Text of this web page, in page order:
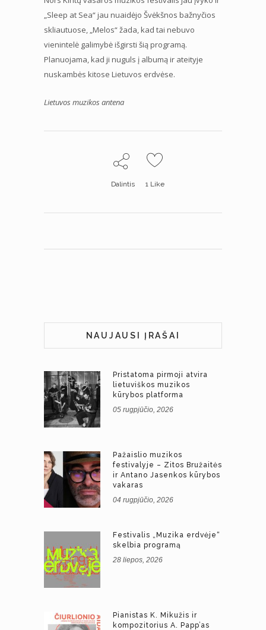
„Sleep at Sea“ jau nuaidėjo Švėkšnos bažnyčios
skliautuose, „Melos“ žada, kad tai nebuvo
vienintelė galimybė išgirsti šią programą.
Planuojama, kad ji nuguls į albumą ir ateityje
nuskambės kitose Lietuvos erdvėse.
Lietuvos muzikos antena
Dalintis 1 Like
NAUJAUSI ĮRAŠAI
Pristatoma pirmoji atvira
lietuviškos muzikos
kūrybos platforma
05 rugpjūčio, 2026
Pažaislio muzikos
festivalyje – Zitos Bružaitės
ir Antano Jasenkos kūrybos
vakaras
04 rugpjūčio, 2026
Festivalis „Muzika erdvėje“
skelbia programą
28 liepos, 2026
Pianistas K. Mikužis ir
kompozitorius A. Papp’as